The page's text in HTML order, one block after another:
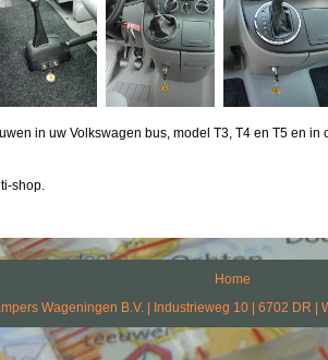
in uw Volkswagen bus, model T3, T4 en T5 en
shop.
Home
Wageningen B.V. | Industrieweg 10 | 6702 DR |